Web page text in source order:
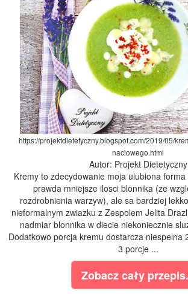
https://projektdietetyczny.blogspot.com/2019/05/
naciowego.html
Autor: Projekt Dietetyczny
Kremy to zdecydowanie moja ulubiona
prawda mniejsze ilosci blonnika (ze
rozdrobnienia warzyw), ale sa bardziej
nieformalnym zwiazku z Zespolem Jelita
nadmiar blonnika w diecie niekoniecznie
Dodatkowo porcja kremu dostarcza niespelna
3 porcje ...
Zobacz cały